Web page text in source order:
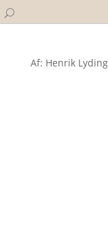
Af: Henrik Lyding